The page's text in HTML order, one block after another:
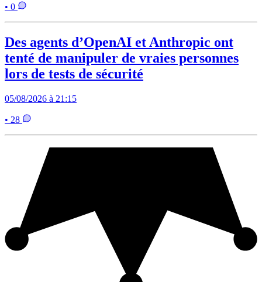
• 0
Des agents d’OpenAI et Anthropic ont
tenté de manipuler de vraies personnes
lors de tests de sécurité
05/08/2026 à 21:15
• 28